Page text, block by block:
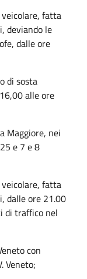
fatta
deviando le
dalle ore
di sosta
alle ore
Maggiore, nei
e 7 e 8
fatta
dalle ore 21.00
di traffico nel
con
Veneto;